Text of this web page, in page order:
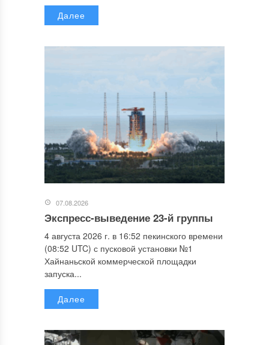
Далее
07.08.2026
Экспресс-выведение 23-й группы
4 августа 2026 г. в 16:52 пекинского времени
(08:52 UTC) с пусковой установки №1
Хайнаньской коммерческой площадки
запуска...
Далее